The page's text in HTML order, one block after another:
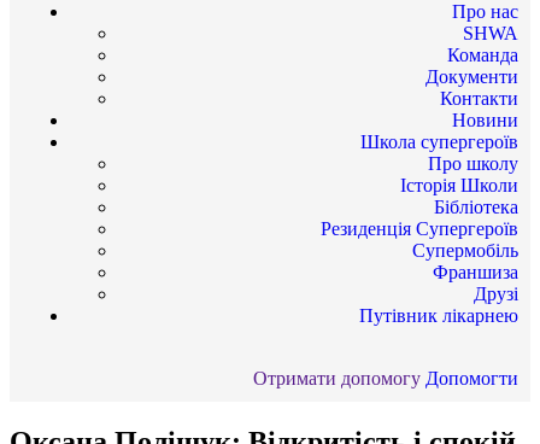
Про нас
SHWA
Команда
Документи
Контакти
Новини
Школа супергероїв
Про школу
Історія Школи
Бібліотека
Резиденція Супергероїв
Супермобіль
Франшиза
Друзі
Путівник лікарнею
Отримати допомогу Допомогти